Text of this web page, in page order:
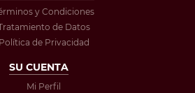
y Condiciones
de Datos
Política de Privacidad
SU CUENTA
Mi Perfil